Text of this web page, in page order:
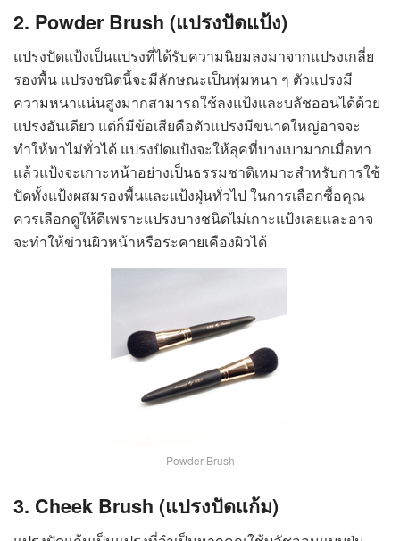
2. Powder Brush (แปรงปัดแป้ง)
แปรงปัดแป้งเป็นแปรงที่ได้รับความนิยมลงมาจากแปรงเกลี่ย
รองพื้น แปรงชนิดนี้จะมีลักษณะเป็นพุ่มหนา ๆ ตัวแปรงมี
ความหนาแน่นสูงมากสามารถใช้ลงแป้งและบลัชออนได้ด้วย
แปรงอันเดียว แต่ก็มีข้อเสียคือตัวแปรงมีขนาดใหญ่อาจจะ
ทำให้ทาไม่ทั่วได้ แปรงปัดแป้งจะให้ลุคที่บางเบามากเมื่อทา
แล้วแป้งจะเกาะหน้าอย่างเป็นธรรมชาติเหมาะสำหรับการใช้
ปัดทั้งแป้งผสมรองพื้นและแป้งฝุ่นทั่วไป ในการเลือกซื้อคุณ
ควรเลือกดูให้ดีเพราะแปรงบางชนิดไม่เกาะแป้งเลยและอาจ
จะทำให้ข่วนผิวหน้าหรือระคายเคืองผิวได้
Powder Brush
3. Cheek Brush (แปรงปัดแก้ม)